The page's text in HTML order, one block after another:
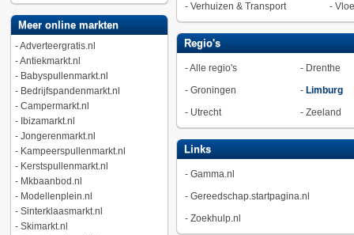
Meer online markten
-Adverteergratis.nl
-Antiekmarkt.nl
- Babyspullenmarkt.nl
- Bedrijfspandenmarkt.nl
- Campermarkt.nl
- Ibizamarkt.nl
- Jongerenmarkt.nl
- Kampeerspullenmarkt.nl
- Kerstspullenmarkt.nl
- Mkbaanbod.nl
- Modellenplein.nl
- Sinterklaasmarkt.nl
- Skimarkt.nl
- Verhuizen & Transport -
Regio's
-Alle regio's - Drenthe
- Groningen - Limburg
- Utrecht - Zeeland
Links
- Gamma.nl
- Gereedschap.startpagina.nl
- Zoekhulp.nl